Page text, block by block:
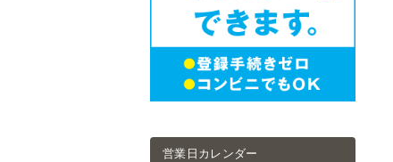
営業日カレンダー